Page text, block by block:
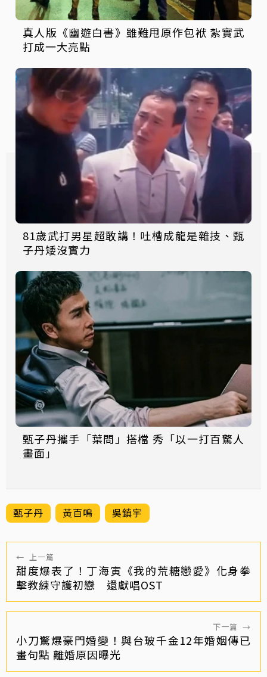
真人版《幽遊白書》雖難甩原作包袱 紮實武
打成一大亮點
81歲武打男星超敢講！吐槽成龍是雜技、甄
子丹矮沒實力
甄子丹攜手「葉問」搭檔 秀「以一打百驚人
畫面」
甄子丹 黃百鳴 吳鎮宇
← 上一篇
甜度爆表了！丁海寅《我的荒糖戀愛》化身拳
擊教練守護初戀 還獻唱OST
下一篇 →
小刀驚爆豪門婚變！與台玻千金12年婚姻傳已
畫句點 離婚原因曝光